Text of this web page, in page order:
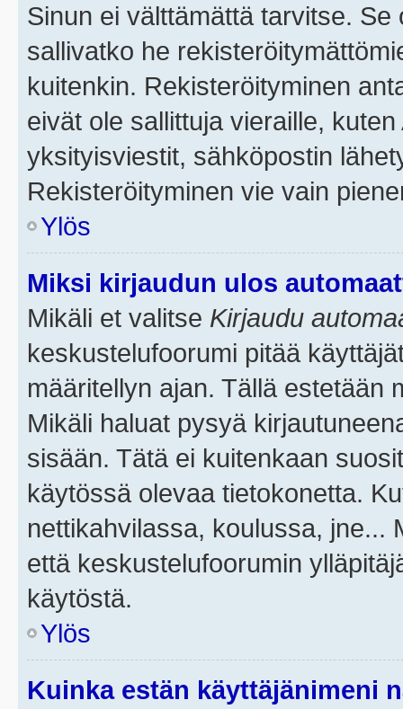
Sinun ei välttämättä tarvitse.
sallivatko he
kuitenkin. Rekisteröityminen
eivät ole sallittuja vieraille,
yksityisviestit, sähköpostin
Rekisteröityminen vie vain
Ylös
Miksi kirjaudun ulos
Mikäli et valitse Kirjaudu
keskustelufoorumi pitää
määritellyn ajan. Tällä estetään
Mikäli haluat pysyä
sisään. Tätä ei kuitenkaan
käytössä olevaa tietokonetta.
nettikahvilassa, koulussa, jne...
että keskustelufoorumin
käytöstä.
Ylös
Kuinka estän käyttäjänimeni